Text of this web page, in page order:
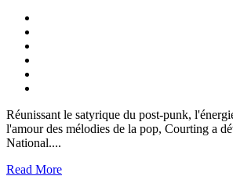
Réunissant le satyrique du post-punk,
l'amour des mélodies de la pop, Courting a
National....
Read More